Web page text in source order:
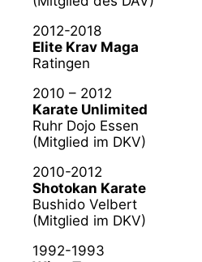
2012-2018
Elite Krav Maga
Ratingen
2010 – 2012
Karate Unlimited
Ruhr Dojo Essen
(Mitglied im DKV)
2010-2012
Shotokan Karate
Bushido Velbert
(Mitglied im DKV)
1992-1993